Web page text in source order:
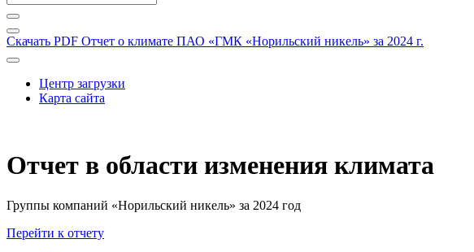
Скачать PDF Отчет о климате ПАО «ГМК «Норильский никель» за 2024 г.
Центр загрузки
Карта сайта
Отчет в области изменения климата
Группы компаний «Норильский никель» за 2024 год
Перейти к отчету